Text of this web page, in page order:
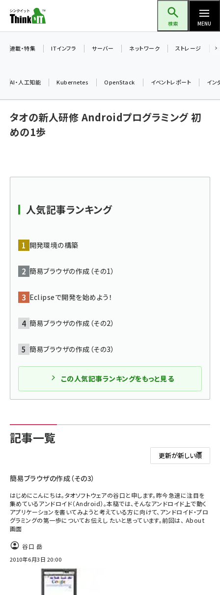
ン
ツ
検索 MENU
ai (2497)
加藤銘のチーム貢献～仲間と築いた勝利の絆～ (2315)
連載・特集 ITインフラ サーバー ネットワーク ストレージ
AI・人工知能 Kubernetes OpenStack イベントレポート イン
タオの新人研修 Androidプログラミング 初
めの1歩
人気記事ランキング
開発環境の構築
簡易ブラウザの作成（その1）
Eclipseで開発を始めよう！
簡易ブラウザの作成（その2）
簡易ブラウザの作成（その3）
この人気記事ランキングをもっと見る
記事一覧
簡易ブラウザの作成（その3）
はじめにこんにちは。タオソフトウェアの谷口と申します。昨今急速に注目を
集めているアンドロイド（Android）。本稿では、そんなアンドロイド上で動く
アプリケーションを書いてみようと考えている方に向けて、アンドロイド・プロ
グラミングの第一歩についてお伝えし たいと思っています。前回は、 About
画面
谷口 岳
2010年6月3日 20:00